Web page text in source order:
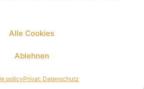
Alle Cookies
Ablehnen
policyPrivat: Datenschutz
Impressum|Datenschutz
• Erstellt mitGeneratePress